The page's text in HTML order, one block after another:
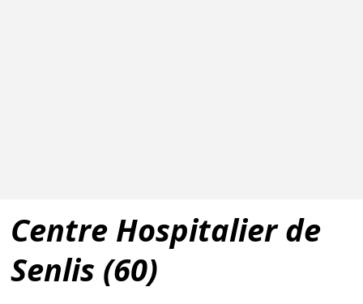
Centre Hospitalier de
Senlis (60)